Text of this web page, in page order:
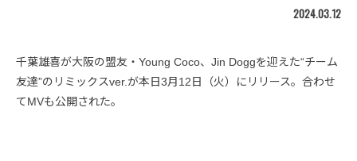
2024.03.12
千葉雄喜が大阪の盟友・Young Coco、Jin Doggを迎えた“チーム
友達”のリミックスver.が本日3月12日（火）にリリース。合わせ
てMVも公開された。